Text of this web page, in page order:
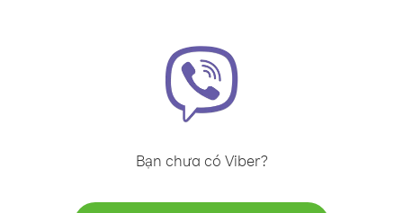
Bạn chưa có Viber?